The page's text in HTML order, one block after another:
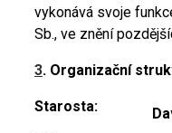
vykonává svoje
Sb., ve znění
3. Organizační
Starosta: